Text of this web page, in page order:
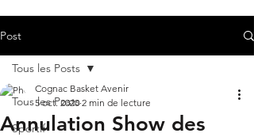
Post
Tous les Posts
Sportif
Tous les Posts
Annulation Show des
Cognac Basket Avenir
5 oct. 2020 2 min de lecture